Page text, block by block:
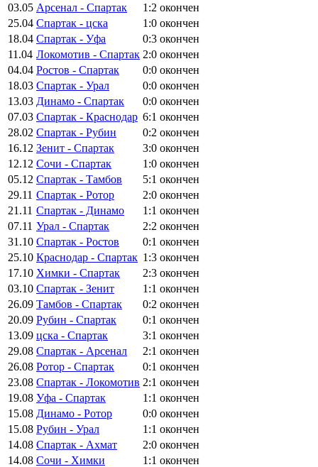
03.05 Арсенал - Спартак 1:2 окончен
25.04 Спартак - цска 1:0 окончен
18.04 Спартак - Уфа 0:3 окончен
11.04 Локомотив - Спартак 2:0 окончен
04.04 Ростов - Спартак 0:0 окончен
18.03 Спартак - Урал 0:0 окончен
13.03 Динамо - Спартак 0:0 окончен
07.03 Спартак - Краснодар 6:1 окончен
28.02 Спартак - Рубин 0:2 окончен
16.12 Зенит - Спартак 3:0 окончен
12.12 Сочи - Спартак 1:0 окончен
05.12 Спартак - Тамбов 5:1 окончен
29.11 Спартак - Ротор 2:0 окончен
21.11 Спартак - Динамо 1:1 окончен
07.11 Урал - Спартак 2:2 окончен
31.10 Спартак - Ростов 0:1 окончен
25.10 Краснодар - Спартак 1:3 окончен
17.10 Химки - Спартак 2:3 окончен
03.10 Спартак - Зенит 1:1 окончен
26.09 Тамбов - Спартак 0:2 окончен
20.09 Рубин - Спартак 0:1 окончен
13.09 цска - Спартак 3:1 окончен
29.08 Спартак - Арсенал 2:1 окончен
26.08 Ротор - Спартак 0:1 окончен
23.08 Спартак - Локомотив 2:1 окончен
19.08 Уфа - Спартак 1:1 окончен
15.08 Динамо - Ротор 0:0 окончен
15.08 Рубин - Урал 1:1 окончен
14.08 Спартак - Ахмат 2:0 окончен
14.08 Сочи - Химки 1:1 окончен